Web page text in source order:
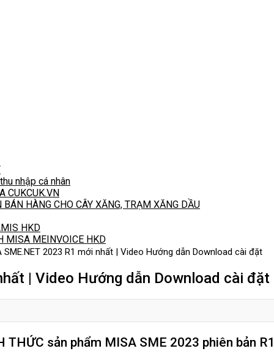
nhập cá nhân
CUKCUK.VN
HÀNG CHO CÂY XĂNG, TRẠM XĂNG DẦU
HKD
MISA MEINVOICE HKD
SME.NET 2023 R1 mới nhất | Video Hướng dẫn Download cài đặt
| Video Hướng dẫn Download cài đặt
sản phẩm MISA SME 2023 phiên bản